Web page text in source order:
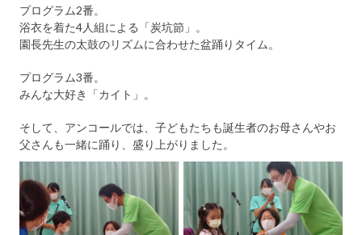
プログラム2番。
浴衣を着た4人組による「炭坑節」。
園長先生の太鼓のリズムに合わせた盆踊りタイム。
プログラム3番。
みんな大好き「カイト」。
そして、アンコールでは、子どもたちも誕生者のお母さんやお
父さんも一緒に踊り、盛り上がりました。